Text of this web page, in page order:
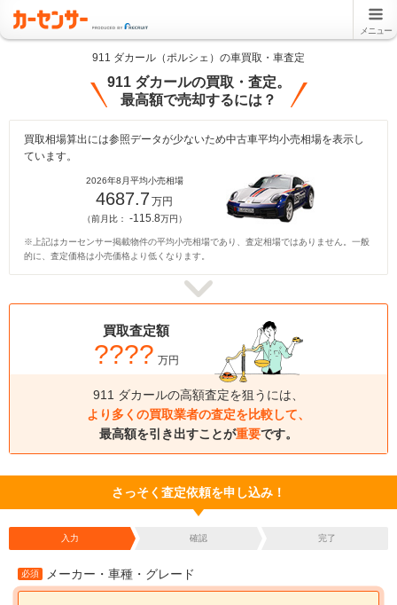
メニュー
911 ダカール（ポルシェ）の車買取・車査定
911 ダカールの買取・査定。
最高額で売却するには？
買取相場算出には参照データが少ないため中古車平均小売相場を表示し
ています。
2026年8月平均小売相場
4687.7万円
（前月比： -115.8万円）
※上記はカーセンサー掲載物件の平均小売相場であり、査定相場ではありません。一般
的に、査定価格は小売価格より低くなります。
買取査定額
???? 万円
911 ダカールの高額査定を狙うには、
より多くの買取業者の査定を比較して、
最高額を引き出すことが重要です。
さっそく査定依頼を申し込み！
入力 確認 完了
必須 メーカー・車種・グレード